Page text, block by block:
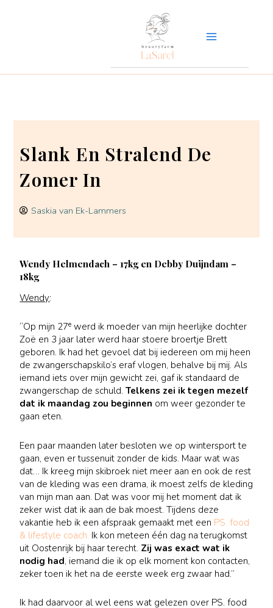
Slank En Stralend De
Zomer In
Saskia van Ek-Lammers
Wendy Helmendach – 17kg en Debby Duijndam –
18kg
Wendy:
“Op mijn 27e werd ik moeder van mijn heerlijke dochter
Zoë en 3 jaar later werd haar stoere broertje Brett
geboren. Ik had het gevoel dat bij iedereen om mij heen
de zwangerschapskilo’s eraf vlogen, behalve bij mij. Als
iemand iets over mijn gewicht zei, gaf ik standaard de
zwangerschap de schuld.Telkens zei ik tegen mezelf
dat ik maandag zou beginnen om weer gezonder te
gaan eten.
Een paar maanden later besloten we op wintersport te
gaan, even er tussenuit zonder de kids. Maar wat was
dat… Ik kreeg mijn skibroek niet meer aan en ook de rest
van de kleding was een drama, ik moest zelfs de kleding
van mijn man aan. Dat was voor mij het moment dat ik
zeker wist dat ik aan de bak moest. Tijdens deze
vakantie heb ik een afspraak gemaakt met een PS. food
& lifestyle coach. Ik kon meteen één dag na terugkomst
uit Oostenrijk bij haar terecht. Zij was exact wat ik
nodig had, iemand die ik op elk moment kon contacten,
zeker toen ik het na de eerste week erg zwaar had.”
Ik had daarvoor al wel eens wat gelezen over PS. food